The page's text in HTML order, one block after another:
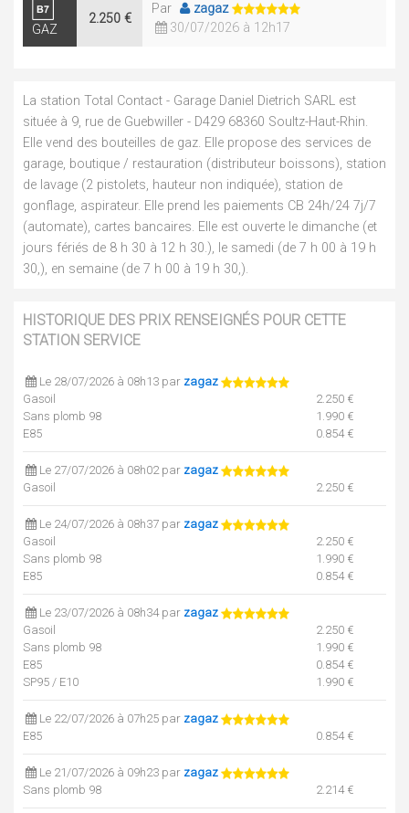
GAZ
2.250 €
Par
zagaz
30/07/2026 à 12h17
La station Total Contact - Garage Daniel Dietrich SARL est
située à 9, rue de Guebwiller - D429 68360 Soultz-Haut-Rhin.
Elle vend des bouteilles de gaz. Elle propose des services de
garage, boutique / restauration (distributeur boissons), station
de lavage (2 pistolets, hauteur non indiquée), station de
gonflage, aspirateur. Elle prend les paiements CB 24h/24 7j/7
(automate), cartes bancaires. Elle est ouverte le dimanche (et
jours fériés de 8 h 30 à 12 h 30.), le samedi (de 7 h 00 à 19 h
30,), en semaine (de 7 h 00 à 19 h 30,).
HISTORIQUE DES PRIX RENSEIGNÉS POUR CETTE
STATION SERVICE
Le 28/07/2026 à 08h13 par zagaz
Gasoil
2.250 €
Sans plomb 98
1.990 €
E85
0.854 €
Le 27/07/2026 à 08h02 par zagaz
Gasoil
2.250 €
Le 24/07/2026 à 08h37 par zagaz
Gasoil
2.250 €
Sans plomb 98
1.990 €
E85
0.854 €
Le 23/07/2026 à 08h34 par zagaz
Gasoil
2.250 €
Sans plomb 98
1.990 €
E85
0.854 €
SP95 / E10
1.990 €
Le 22/07/2026 à 07h25 par zagaz
E85
0.854 €
Le 21/07/2026 à 09h23 par zagaz
Sans plomb 98
2.214 €